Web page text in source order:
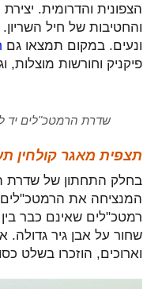
הצפונית והדרומית.
והחטיבות של חיל השריון.
ונעים. במקום תמצאו גם
פיקניק וחורשות מוצלות,
שדרת הרמטכ"לים יד
תצפית מאגר קולחין
בחלק התחתון של שדרת
המנציחה את
רמטכ"לים שאינם כבר
שחור על אבן גיר גדולה.
וארוכים, הוזכרו בשלט